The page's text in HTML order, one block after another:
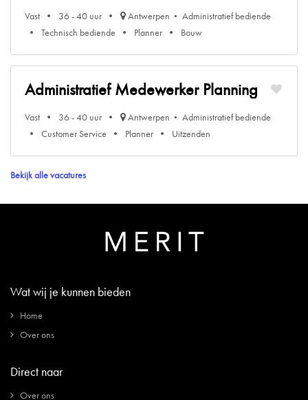
Vast 36 - 40 uur Antwerpen
Administratief bediende
Technisch bediende
Planner Bouw
Administratief Medewerker Planning
Vast 36 - 40 uur Antwerpen
Administratief bediende
Customer Service
Planner Uitzenden
Bekijk alle vacatures
Wat wij je kunnen bieden
Home
Over ons
Direct naar
Over ons